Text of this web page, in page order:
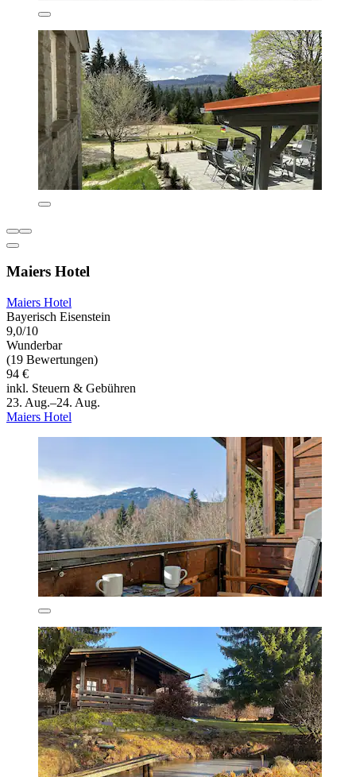
Maiers Hotel
Maiers Hotel
Bayerisch Eisenstein
9,0/10
Wunderbar
(19 Bewertungen)
94 €
inkl. Steuern & Gebühren
23. Aug.–24. Aug.
Maiers Hotel